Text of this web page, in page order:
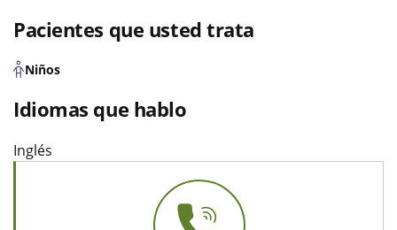
Pacientes que usted trata
Niños
Idiomas que hablo
Inglés